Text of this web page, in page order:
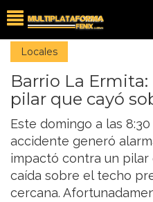
Locales
Barrio La
pilar que cayó
Este domingo a las
accidente generó
impactó contra un pilar
caída sobre el techo
cercana.